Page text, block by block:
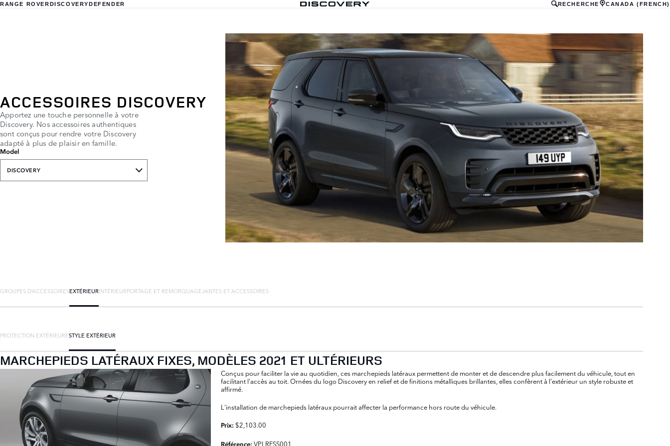
RANGE ROVERDISCOVERYDEFENDER RECHERCHE CANADA (FRENCH)
ACCESSOIRES DISCOVERY
Apportez une touche personnelle à votre
Discovery. Nos accessoires authentiques
sont conçus pour rendre votre Discovery
adapté à plus de plaisir en famille.
Model
DISCOVERY
GROUPES D’ACCESSOIRESEXTÉRIEURINTÉRIEURPORTAGE ET REMORQUAGEJANTES ET ACCESSOIRES
PROTECTION EXTÉRIEURESTYLE EXTÉRIEUR
MARCHEPIEDS LATÉRAUX FIXES, MODÈLES 2021 ET ULTÉRIEURS
Conçus pour faciliter la vie au quotidien, ces marchepieds latéraux permettent de monter et de descendre plus facilement du véhicule, tout en
facilitant l'accès au toit. Ornées du logo Discovery en relief et de finitions métalliques brillantes, elles confèrent à l'extérieur un style robuste et
affirmé.
L'installation de marchepieds latéraux pourrait affecter la performance hors route du véhicule.
Prix: $2,103.00
Référence:VPLRFSS001